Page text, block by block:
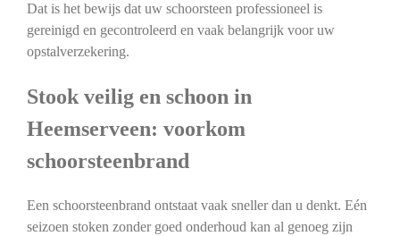
Dat is het bewijs dat uw schoorsteen professioneel is
gereinigd en gecontroleerd en vaak belangrijk voor uw
opstalverzekering.
Stook veilig en schoon in
Heemserveen: voorkom
schoorsteenbrand
Een schoorsteenbrand ontstaat vaak sneller dan u denkt. Eén
seizoen stoken zonder goed onderhoud kan al genoeg zijn